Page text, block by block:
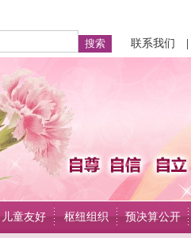
联系我们
儿童友好 枢纽组织 预决算公开